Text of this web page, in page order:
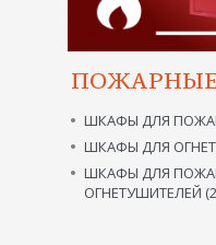
ШКАФЫ ДЛЯ
ШКАФЫ ДЛЯ
ШКАФЫ ДЛЯ
ОГНЕТУШИТЕЛЕЙ